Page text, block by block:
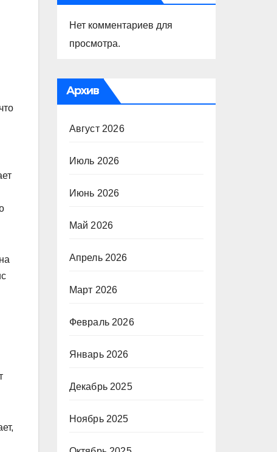
Нет комментариев для
просмотра.
Архив
Август 2026
Июль 2026
Июнь 2026
Май 2026
Апрель 2026
Март 2026
Февраль 2026
Январь 2026
Декабрь 2025
Ноябрь 2025